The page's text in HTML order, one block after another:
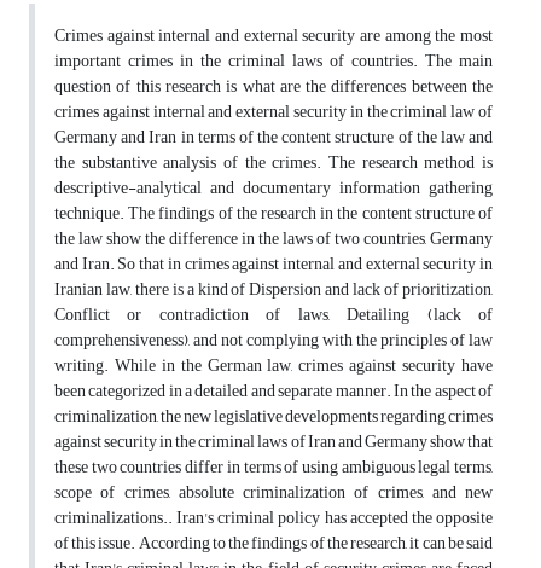
Crimes against internal and external security are among the most
important crimes in the criminal laws of countries. The main
question of this research is what are the differences between the
crimes against internal and external security in the criminal law of
Germany and Iran in terms of the content structure of the law and
the substantive analysis of the crimes. The research method is
descriptive-analytical and documentary information gathering
technique. The findings of the research in the content structure of
the law show the difference in the laws of two countries, Germany
and Iran. So that in crimes against internal and external security in
Iranian law, there is a kind of Dispersion and lack of prioritization,
Conflict or contradiction of laws, Detailing (lack of
comprehensiveness), and not complying with the principles of law
writing. While in the German law, crimes against security have
been categorized in a detailed and separate manner. In the aspect of
criminalization, the new legislative developments regarding crimes
against security in the criminal laws of Iran and Germany show that
these two countries differ in terms of using ambiguous legal terms,
scope of crimes, absolute criminalization of crimes, and new
criminalizations.. Iran's criminal policy has accepted the opposite
of this issue. According to the findings of the research, it can be said